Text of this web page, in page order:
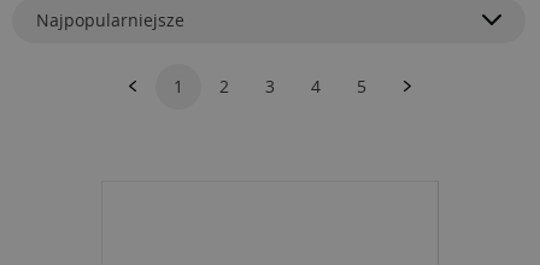
1 2 3 4 5
Najpopularniejsze